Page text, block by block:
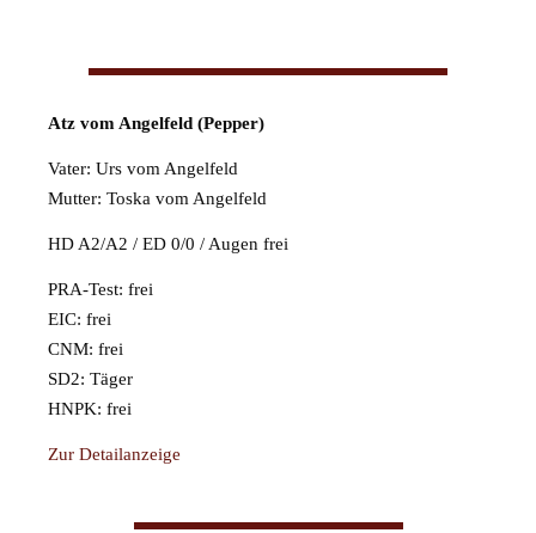
Atz vom Angelfeld (Pepper)
Vater: Urs vom Angelfeld
Mutter: Toska vom Angelfeld
HD A2/A2 / ED 0/0 / Augen frei
PRA-Test: frei
EIC: frei
CNM: frei
SD2: Täger
HNPK: frei
Zur Detailanzeige